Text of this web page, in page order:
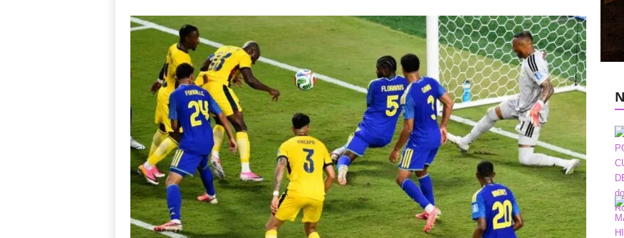
k
V
e
s
t
i